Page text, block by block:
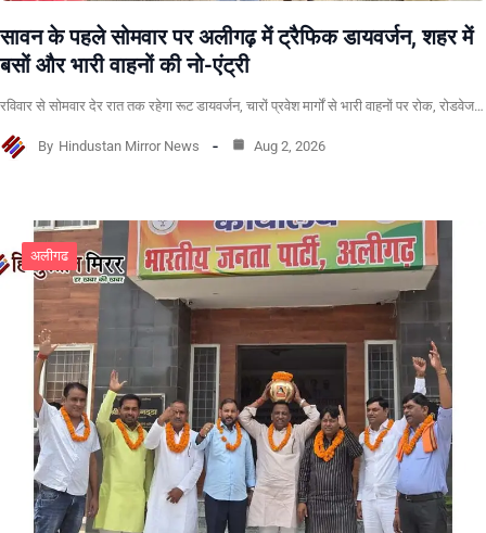
सावन के पहले सोमवार पर अलीगढ़ में ट्रैफिक डायवर्जन, शहर में
बसों और भारी वाहनों की नो-एंट्री
रविवार से सोमवार देर रात तक रहेगा रूट डायवर्जन, चारों प्रवेश मार्गों से भारी वाहनों पर रोक, रोडवेज…
By Hindustan Mirror News Aug 2, 2026
अलीगढ